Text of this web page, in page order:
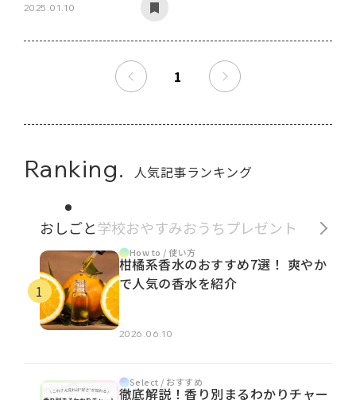
2025.01.10
1
Ranking. 人気記事ランキング
おしごと学校おやすみおうち プレゼント
How to / 使い方
柑橘系香水のおすすめ7選！ 爽やか
で人気の香水を紹介
2026.06.10
Select / おすすめ
徹底解説！香り別まるわかりチャー